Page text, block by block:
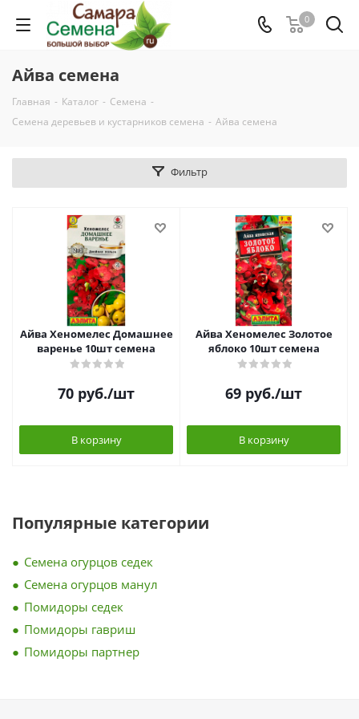
0
Айва семена
Главная - Каталог - Семена -
Семена деревьев и кустарников семена - Айва семена
Фильтр
Айва Хеномелес Домашнее
варенье 10шт семена
70 руб./шт
В корзину
Айва Хеномелес Золотое
яблоко 10шт семена
69 руб./шт
В корзину
Популярные категории
Семена огурцов седек
Семена огурцов манул
Помидоры седек
Помидоры гавриш
Помидоры партнер